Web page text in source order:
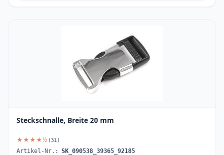
Steckschnalle, Breite 20 mm
★★★★½ (31)
Artikel-Nr.: SK_090538_39365_92185